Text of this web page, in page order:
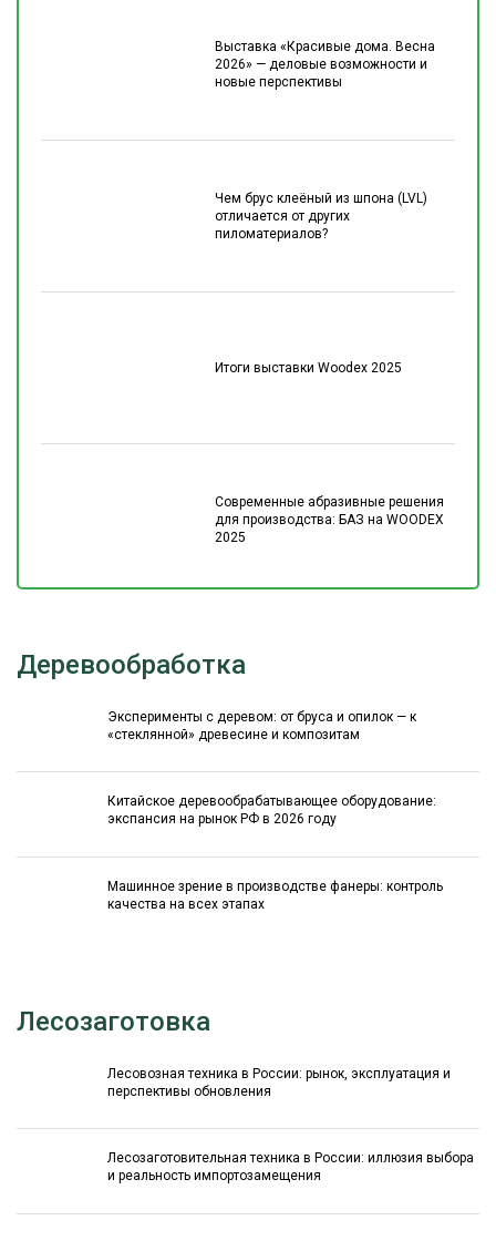
Выставка «Красивые дома. Весна
2026» — деловые возможности и
новые перспективы
Чем брус клеёный из шпона (LVL)
отличается от других
пиломатериалов?
Итоги выставки Woodex 2025
Современные абразивные решения
для производства: БАЗ на WOODEX
2025
Деревообработка
Эксперименты с деревом: от бруса и опилок — к
«стеклянной» древесине и композитам
Китайское деревообрабатывающее оборудование:
экспансия на рынок РФ в 2026 году
Машинное зрение в производстве фанеры: контроль
качества на всех этапах
Лесозаготовка
Лесовозная техника в России: рынок, эксплуатация и
перспективы обновления
Лесозаготовительная техника в России: иллюзия выбора
и реальность импортозамещения